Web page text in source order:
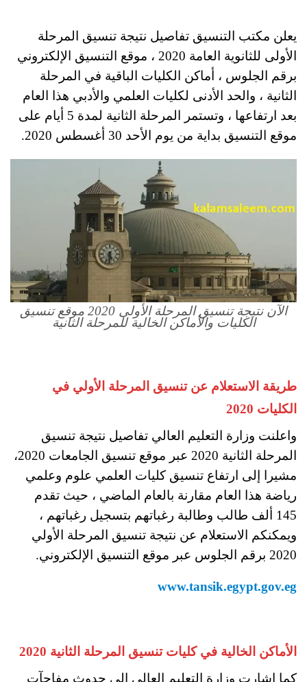
يعلن مكتب التنسيق تفاصيل نتيجة تنسيق المرحلة
الأولى للثانوية العامة 2020 ، موقع التنسيق الإلكتروني
برقم الجلوس ، أماكن الكليات الباقية في المرحلة
الثانية ، والحد الأدنى لكليات العلمي والأدبي هذا العام
بعد ارتفاعها ، وتستمر المرحلة الثانية لمدة 5 أيام على
موقع التنسيق بداية من يوم الأحد 30 أغسطس 2020.
الآن نتيجة تنسيق المرحلة الأولى 2020 موقع تنسيق
الكليات والأماكن الخالية للمرحلة الثانية
طريقة الاستعلام عن تنسيق المرحلة الأولي في
الكليات 2020
واعلنت وزارة التعليم العالي تفاصيل نتيجة تنسيق
المرحلة الثانية 2020 عبر موقع تنسيق الجامعات 2020،
مشيرا إلى ارتفاع تنسيق كليات العلمي علوم وعلمي
رياضة هذا العام مقارنة بالعام الماضي ، حيث تقدم
145 ألف طالب وطالبة رغباتهم بتسجيل رغباتهم ،
ويمكنكم الاستعلام عن نتيجة تنسيق المرحلة الأولي
2020 برقم الجلوس عبر موقع التنسيق الإلكتروني.
www.tansik.egypt.gov.eg
الأماكن الخالية في كليات تنسيق المرحلة الثانية 2020
كما اشارت وزارة التعليم العالي إلى حدوث مفاجآت